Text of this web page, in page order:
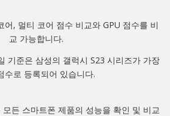
어, 멀티 코어 점수 비교와 GPU 점수를 비
교 가능합니다.
기준은 삼성의 갤럭시 S23 시리즈가 가장
수로 등록되어 있습니다.
든 스마트폰 제품의 성능을 확인 및 비교